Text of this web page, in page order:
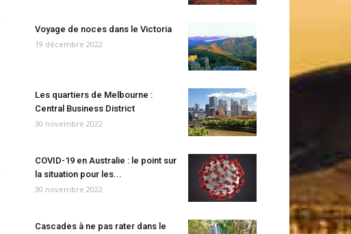
Voyage de noces dans le Victoria
19 décembre 2022
Les quartiers de Melbourne :
Central Business District
30 novembre 2022
COVID-19 en Australie : le point sur
la situation pour les...
30 novembre 2022
Cascades à ne pas rater dans le